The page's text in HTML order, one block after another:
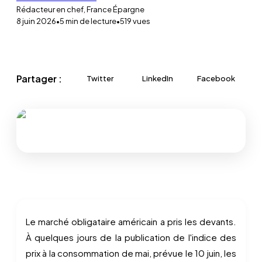
Rédacteur en chef, France Épargne
8 juin 2026•5min de lecture•519vues
Partager : Twitter LinkedIn Facebook
Le marché obligataire américain a pris les devants.
À quelques jours de la publication de l'indice des
prix à la consommation de mai, prévue le 10 juin, les